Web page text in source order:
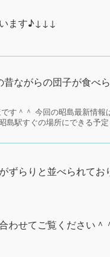
す。
あり、初来店でもすぐ
の朝工場で作られてい
も嬉しかったです♪
います♪↓↓↓